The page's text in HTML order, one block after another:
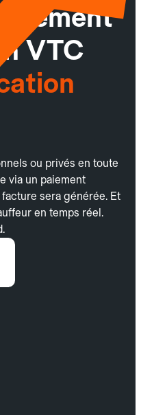
VTC
ou privés en toute
via un paiement
sera générée. Et
en temps réel.